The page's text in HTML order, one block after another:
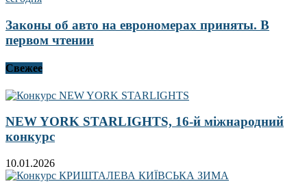
Законы об авто на еврономерах приняты. В
первом чтении
Свежее
NEW YORK STARLIGHTS, 16-й міжнародний
конкурс
10.01.2026